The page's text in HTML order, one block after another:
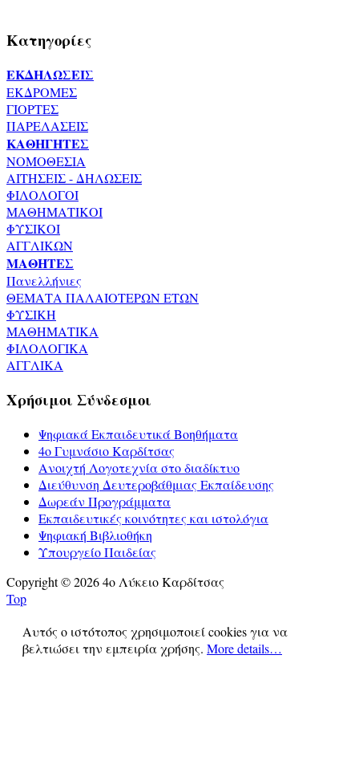
Κατηγορίες
ΕΚΔΗΛΩΣΕΙΣ
ΕΚΔΡΟΜΕΣ
ΓΙΟΡΤΕΣ
ΠΑΡΕΛΑΣΕΙΣ
ΚΑΘΗΓΗΤΕΣ
ΝΟΜΟΘΕΣΙΑ
ΑΙΤΗΣΕΙΣ - ΔΗΛΩΣΕΙΣ
ΦΙΛΟΛΟΓΟΙ
ΜΑΘΗΜΑΤΙΚΟΙ
ΦΥΣΙΚΟΙ
ΑΓΓΛΙΚΩΝ
ΜΑΘΗΤΕΣ
Πανελλήνιες
ΘΕΜΑΤΑ ΠΑΛΑΙΟΤΕΡΩΝ ΕΤΩΝ
ΦΥΣΙΚΗ
ΜΑΘΗΜΑΤΙΚΑ
ΦΙΛΟΛΟΓΙΚΑ
ΑΓΓΛΙΚΑ
Χρήσιμοι Σύνδεσμοι
Ψηφιακά Εκπαιδευτικά Βοηθήματα
4ο Γυμνάσιο Καρδίτσας
Ανοιχτή Λογοτεχνία στο διαδίκτυο
Διεύθυνση Δευτεροβάθμιας Εκπαίδευσης
Δωρεάν Προγράμματα
Εκπαιδευτικές κοινότητες και ιστολόγια
Ψηφιακή Βιβλιοθήκη
Υπουργείο Παιδείας
Copyright © 2026 4ο Λύκειο Καρδίτσας
Top
Αυτός ο ιστότοπος χρησιμοποιεί cookies για να
βελτιώσει την εμπειρία χρήσης. More details…